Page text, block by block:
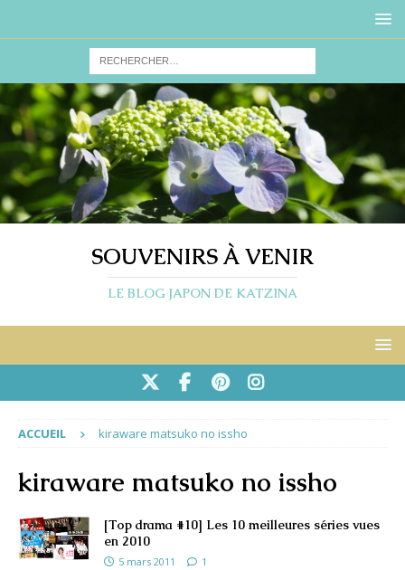
SOUVENIRS À VENIR
LE BLOG JAPON DE KATZINA
ACCUEIL kiraware matsuko no issho
kiraware matsuko no issho
[Top drama #10] Les 10 meilleures séries vues
en 2010
5 mars 2011 1